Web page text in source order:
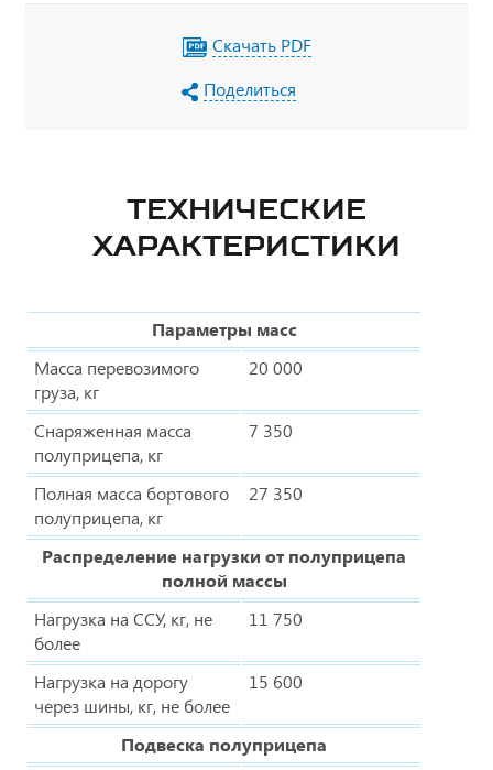
Скачать PDF
Поделиться
ТЕХНИЧЕСКИЕ
ХАРАКТЕРИСТИКИ
Параметры масс
Масса перевозимого
груза, кг
20 000
Снаряженная масса
полуприцепа, кг
7 350
Полная масса бортового
полуприцепа, кг
27 350
Распределение нагрузки от полуприцепа
полной массы
Нагрузка на ССУ, кг, не
более
11 750
Нагрузка на дорогу
через шины, кг, не более
15 600
Подвеска полуприцепа